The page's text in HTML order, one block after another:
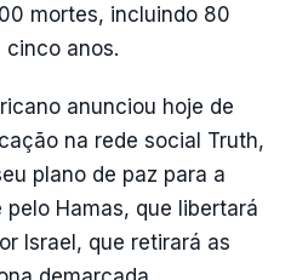
mortes, incluindo 80
cinco anos.
anunciou hoje de
na rede social Truth,
plano de paz para a
Hamas, que libertará
Israel, que retirará as